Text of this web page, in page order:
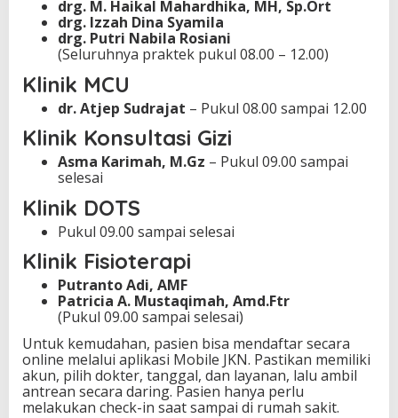
drg. M. Haikal Mahardhika, MH, Sp.Ort
drg. Izzah Dina Syamila
drg. Putri Nabila Rosiani
(Seluruhnya praktek pukul 08.00 – 12.00)
Klinik MCU
dr. Atjep Sudrajat – Pukul 08.00 sampai 12.00
Klinik Konsultasi Gizi
Asma Karimah, M.Gz – Pukul 09.00 sampai
selesai
Klinik DOTS
Pukul 09.00 sampai selesai
Klinik Fisioterapi
Putranto Adi, AMF
Patricia A. Mustaqimah, Amd.Ftr
(Pukul 09.00 sampai selesai)
Untuk kemudahan, pasien bisa mendaftar secara
online melalui aplikasi Mobile JKN. Pastikan memiliki
akun, pilih dokter, tanggal, dan layanan, lalu ambil
antrean secara daring. Pasien hanya perlu
melakukan check-in saat sampai di rumah sakit.